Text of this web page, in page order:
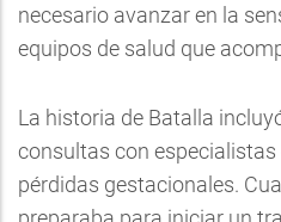
necesario avanzar en la
equipos de salud que
La historia de Batalla
consultas con
pérdidas gestacionales.